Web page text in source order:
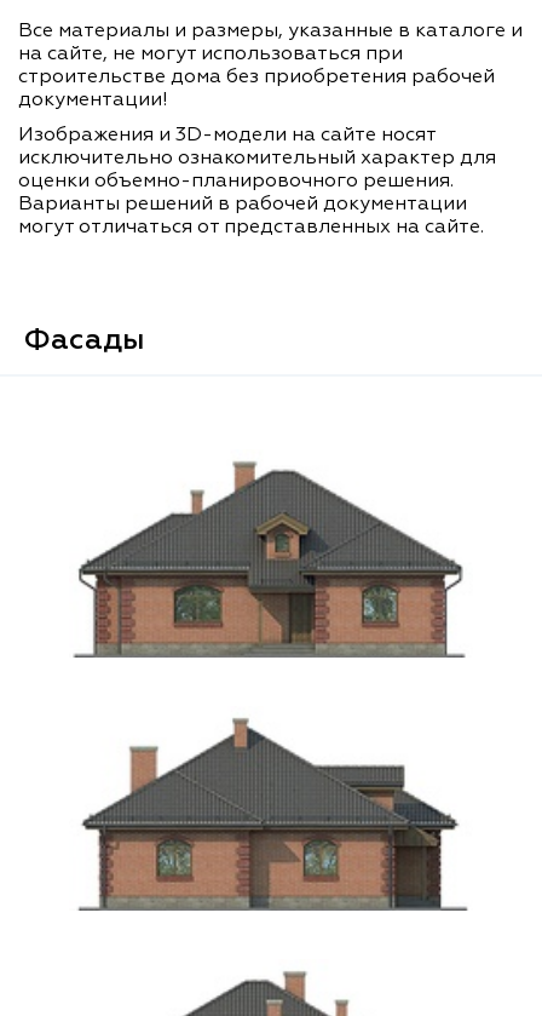
Все материалы и размеры, указанные в каталоге и
на сайте, не могут использоваться при
строительстве дома без приобретения рабочей
документации!
Изображения и 3D-модели на сайте носят
исключительно ознакомительный характер для
оценки объемно-планировочного решения.
Варианты решений в рабочей документации
могут отличаться от представленных на сайте.
Фасады